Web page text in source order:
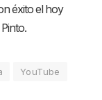
éxito el hoy
YouTube